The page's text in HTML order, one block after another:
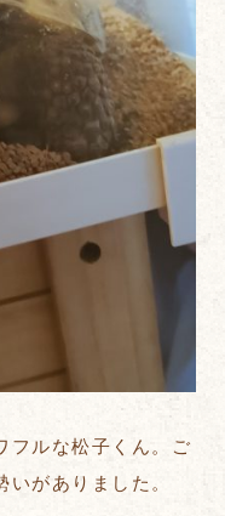
フルな松子くん。ご
がありました。